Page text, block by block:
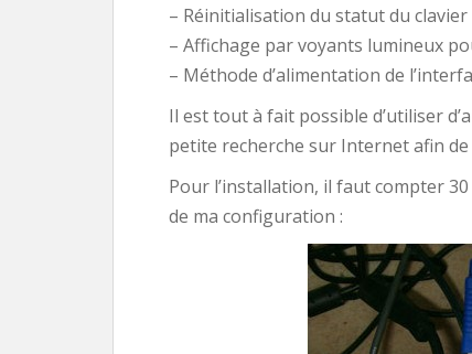
– Réinitialisation du statut du clavier
– Affichage par voyants lumineux
– Méthode d’alimentation de
Il est tout à fait possible d’utiliser
petite recherche sur Internet afin
Pour l’installation, il faut compter
de ma configuration :